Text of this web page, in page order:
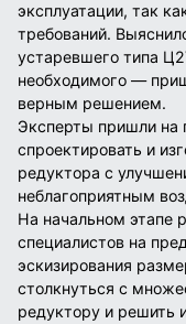
эксплуатации, так
требований.
устаревшего типа
необходимого —
верным решением.
Эксперты пришли на
спроектировать и
редуктора с
неблагоприятным
На начальном этапе
специалистов на
эскизирования
столкнуться с
редуктору и решить